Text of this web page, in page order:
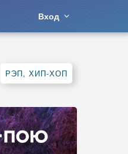
Вход
РЭП, ХИП-ХОП